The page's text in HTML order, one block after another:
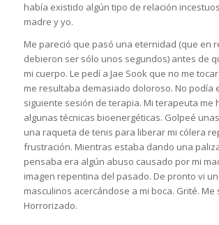
había existido algún tipo de relación
madre y yo.
Me pareció que pasó una eternidad (que en
debieron ser sólo unos segundos) antes de
mi cuerpo. Le pedí a Jae Sook que no me
me resultaba demasiado doloroso. No podía
siguiente sesión de terapia. Mi terapeuta me
algunas técnicas bioenergéticas. Golpeé
una raqueta de tenis para liberar mi cólera
frustración. Mientras estaba dando una
pensaba era algún abuso causado por mi
imagen repentina del pasado. De pronto vi
masculinos acercándose a mi boca. Grité.
Horrorizado.